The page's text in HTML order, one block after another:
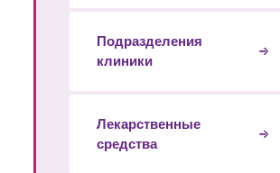
Подразделения
клиники
Лекарственные
средства